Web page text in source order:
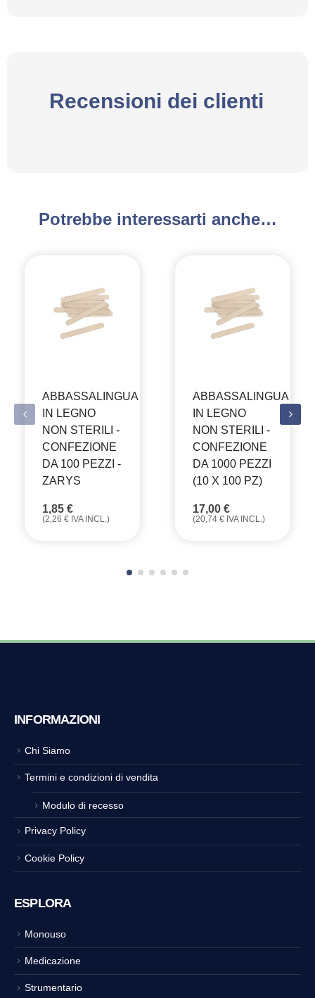
Recensioni dei clienti
Potrebbe interessarti anche…
ABBASSALINGUA
IN LEGNO
NON STERILI -
CONFEZIONE
DA 100 PEZZI -
ZARYS
1,85 €
(2,26 € IVA INCL.)
ABBASSALINGUA
IN LEGNO
NON STERILI -
CONFEZIONE
DA 1000 PEZZI
(10 X 100 PZ)
17,00 €
(20,74 € IVA INCL.)
INFORMAZIONI
Chi Siamo
Termini e condizioni di vendita
Modulo di recesso
Privacy Policy
Cookie Policy
ESPLORA
Monouso
Medicazione
Strumentario